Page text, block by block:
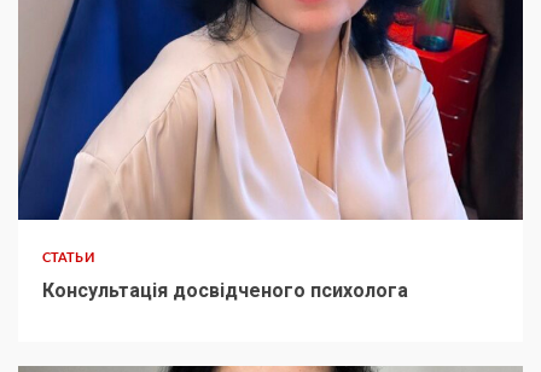
СТАТЬИ
Консультація досвідченого психолога